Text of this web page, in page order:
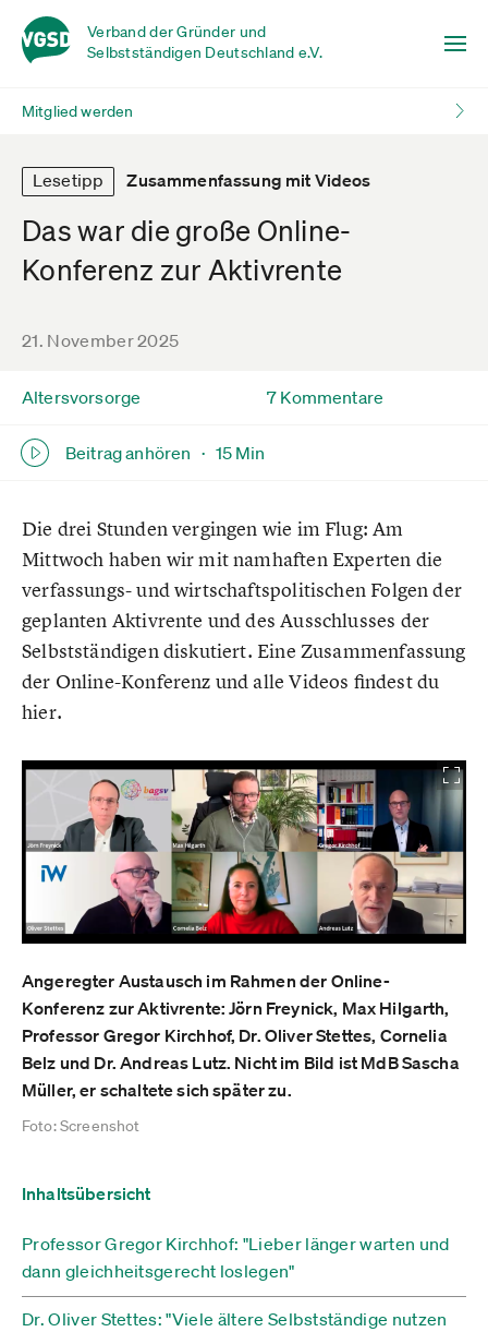
Verband der Gründer und
Selbstständigen Deutschland e.V.
Mitglied werden
Lesetipp Zusammenfassung mit Videos
Das war die große Online-
Konferenz zur Aktivrente
21. November 2025
Altersvorsorge
Beitrag anhören · 15 Min
7 Kommentare
Die drei Stunden vergingen wie im Flug: Am
Mittwoch haben wir mit namhaften Experten die
verfassungs- und wirtschaftspolitischen Folgen der
geplanten Aktivrente und des Ausschlusses der
Selbstständigen diskutiert. Eine Zusammenfassung
der Online-Konferenz und alle Videos findest du
hier.
Angeregter Austausch im Rahmen der Online-
Konferenz zur Aktivrente: Jörn Freynick, Max Hilgarth,
Professor Gregor Kirchhof, Dr. Oliver Stettes, Cornelia
Belz und Dr. Andreas Lutz. Nicht im Bild ist MdB Sascha
Müller, er schaltete sich später zu.
Foto: Screenshot
Inhaltsübersicht
Professor Gregor Kirchhof: "Lieber länger warten und
dann gleichheitsgerecht loslegen"
Dr. Oliver Stettes: "Viele ältere Selbstständige nutzen